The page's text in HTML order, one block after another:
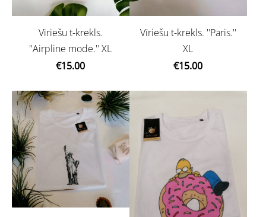
Vīriešu t-krekls.
''Airpline mode.'' XL
€15.00
Vīriešu t-krekls. ''Paris.''
XL
€15.00